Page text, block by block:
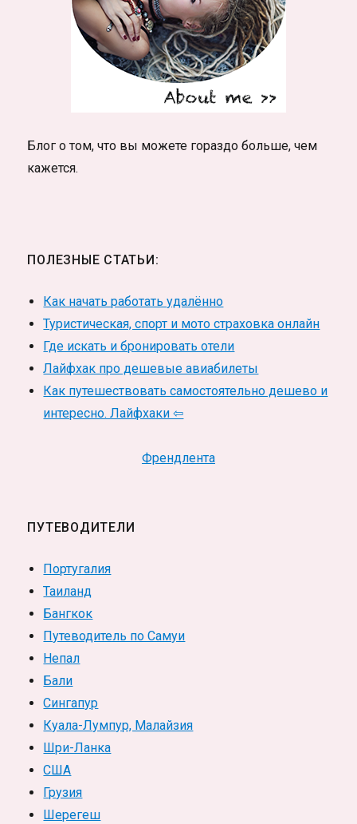
Блог о том, что вы можете гораздо больше, чем
кажется.
ПОЛЕЗНЫЕ СТАТЬИ:
Как начать работать удалённо
Туристическая, спорт и мото страховка онлайн
Где искать и бронировать отели
Лайфхак про дешевые авиабилеты
Как путешествовать самостоятельно дешево и
интересно. Лайфхаки ⇦
Френдлента
ПУТЕВОДИТЕЛИ
Португалия
Таиланд
Бангкок
Путеводитель по Самуи
Непал
Бали
Сингапур
Куала-Лумпур, Малайзия
Шри-Ланка
США
Грузия
Шерегеш